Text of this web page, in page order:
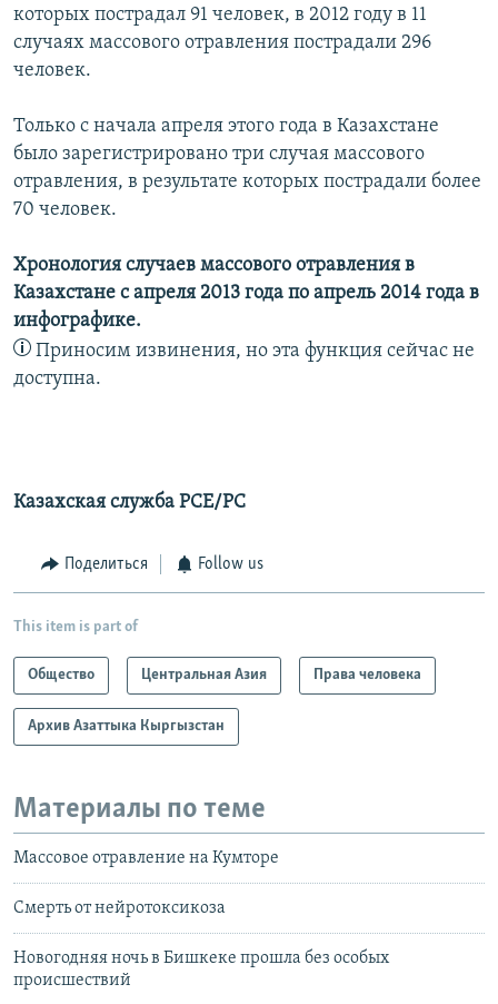
которых пострадал 91 человек, в 2012 году в 11
случаях массового отравления пострадали 296
человек.
Только с начала апреля этого года в Казахстане
было зарегистрировано три случая массового
отравления, в результате которых пострадали более
70 человек.
Хронология случаев массового отравления в
Казахстане с апреля 2013 года по апрель 2014 года в
инфографике.
Приносим извинения, но эта функция сейчас не
доступна.
Казахская служба РСЕ/РС
Поделиться Follow us
This item is part of
Общество Центральная Азия Права человека
Архив Азаттыка Кыргызстан
Материалы по теме
Массовое отравление на Кумторе
Смерть от нейротоксикоза
Новогодняя ночь в Бишкеке прошла без особых
происшествий